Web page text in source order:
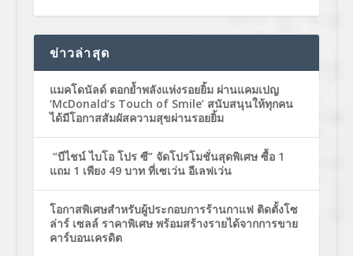
ข่าวล่าสุด
แมคโดนัลด์ ตอกย้ำพลังแห่งรอยยิ้ม ผ่านแคมเปญ
‘McDonald’s Touch of Smile’ สนับสนุนให้ทุกคน
ได้มีโอกาสสัมผัสความสุขผ่านรอยยิ้ม
“บีไชน์ ไบโอ โปร ซี” จัดโปรโมชั่นสุดพิเศษ ซื้อ 1
แถม 1 เพียง 49 บาท ที่เซเว่น อีเลฟเว่น
โอกาสพิเศษสำหรับผู้ประกอบการร้านกาแฟ ติดตั้งโซ
ล่าร์ เซลล์ ราคาพิเศษ พร้อมสร้างรายได้จากการขาย
คาร์บอนเครดิต